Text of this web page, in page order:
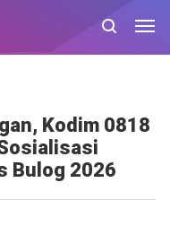
Kodim 0818
Bulog 2026